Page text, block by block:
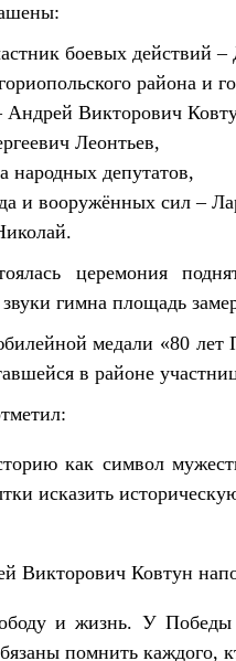
боевых действий
района и
Андрей Викторович
Леонтьев,
народных депутатов,
и вооружённых сил –
церемония
гимна площадь
медали «80
в районе
как символ
исказить
Викторович Ковтун
и жизнь. У
помнить каждого,